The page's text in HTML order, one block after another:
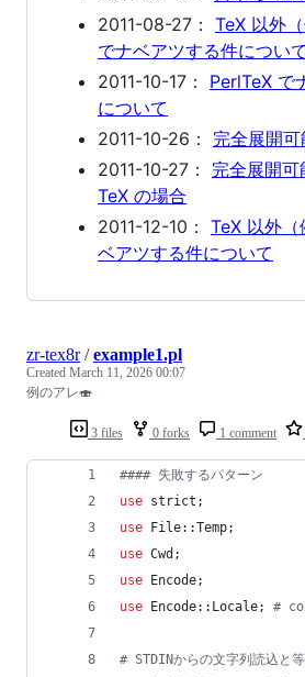
2011-08-27： TeX 以外
でナベアツする件について
2011-10-17： PerlTeX で
について
2011-10-26： 完全展開
2011-10-27： 完全展開
TeX の場合
2011-12-10： TeX 以外
ベアツする件について
3 files 0 forks 1 comment
zr-tex8r/example1.pl
Created March 11, 2026 00:07
例のアレ🍣
#### 失敗するパターン
use strict;
use File::Temp;
use Cwd;
use Encode;
use Encode::Locale; #
# STDINからの文字列読込と